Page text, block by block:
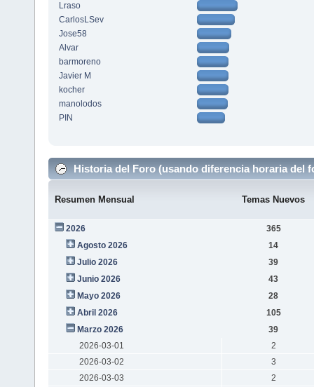
Lraso
CarlosLSev
Jose58
Alvar
barmoreno
Javier M
kocher
manolodos
PIN
Historia del Foro (usando diferencia horaria del
Resumen Mensual Temas Nuevos
2026
365
Agosto 2026
14
Julio 2026
39
Junio 2026
43
Mayo 2026
28
Abril 2026
105
Marzo 2026
39
2026-03-01
2
2026-03-02
3
2026-03-03
2